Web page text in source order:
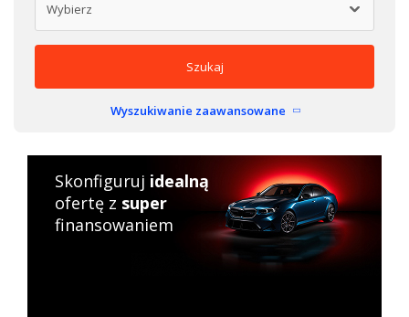
Szukaj
Wyszukiwanie zaawansowane
Skonfiguruj idealną
ofertę z super
finansowaniem